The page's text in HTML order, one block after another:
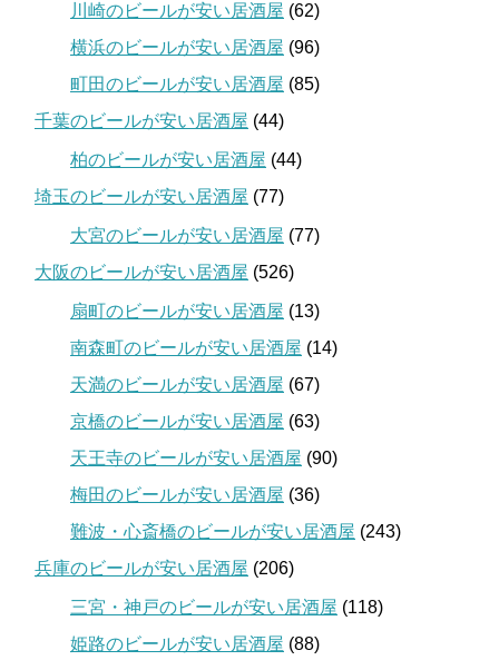
川崎のビールが安い居酒屋 (62)
横浜のビールが安い居酒屋 (96)
町田のビールが安い居酒屋 (85)
千葉のビールが安い居酒屋 (44)
柏のビールが安い居酒屋 (44)
埼玉のビールが安い居酒屋 (77)
大宮のビールが安い居酒屋 (77)
大阪のビールが安い居酒屋 (526)
扇町のビールが安い居酒屋 (13)
南森町のビールが安い居酒屋 (14)
天満のビールが安い居酒屋 (67)
京橋のビールが安い居酒屋 (63)
天王寺のビールが安い居酒屋 (90)
梅田のビールが安い居酒屋 (36)
難波・心斎橋のビールが安い居酒屋 (243)
兵庫のビールが安い居酒屋 (206)
三宮・神戸のビールが安い居酒屋 (118)
姫路のビールが安い居酒屋 (88)